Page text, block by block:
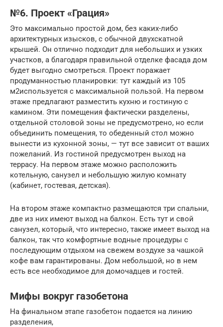
№6. Проект «Грация»
Это максимально простой дом, без каких-либо
архитектурных изысков, с обычной двухскатной
крышей. Он отлично подходит для небольших и узких
участков, а благодаря правильной отделке фасада дом
будет выгодно смотреться. Проект поражает
продуманностью планировки: тут каждый из 105
м2используется с максимальной пользой. На первом
этаже предлагают разместить кухню и гостиную с
камином. Эти помещения фактически разделены,
отдельной столовой зоны не предусмотрено, но если
объединить помещения, то обеденный стол можно
вынести из кухонной зоны, — тут все зависит от ваших
пожеланий. Из гостиной предусмотрен выход на
террасу. На первом этаже можно расположить
котельную, санузел и небольшую жилую комнату
(кабинет, гостевая, детская).
На втором этаже компактно размещаются три спальни,
две из них имеют выход на балкон. Есть тут и свой
санузел, который, что интересно, также имеет выход на
балкон, так что комфортные водные процедуры с
последующим отдыхом на свежем воздухе за чашкой
кофе вам гарантированы. Дом небольшой, но в нем
есть все необходимое для домочадцев и гостей.
Мифы вокруг газобетона
На финальном этапе газобетон подается на линию
разделения,